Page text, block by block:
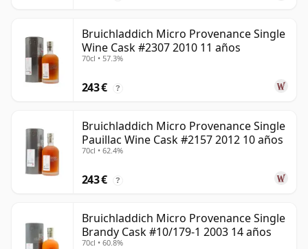
Bruichladdich Micro Provenance Single
Wine Cask #2307 2010 11 años
70cl • 57.3%
243 € ?
Bruichladdich Micro Provenance Single
Pauillac Wine Cask #2157 2012 10 años
70cl • 62.4%
243 € ?
Bruichladdich Micro Provenance Single
Brandy Cask #10/179-1 2003 14 años
70cl • 60.8%